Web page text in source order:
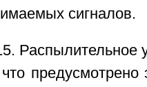
сигналов.
Распылительное
предусмотрено